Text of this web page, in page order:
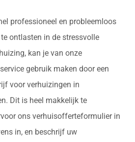
professioneel en probleemloos
ontlasten in de stressvolle
kan je van onze
gebruik maken door een
voor verhuizingen in
Dit is heel makkelijk te
ons verhuisofferteformulier in
in, en beschrijf uw